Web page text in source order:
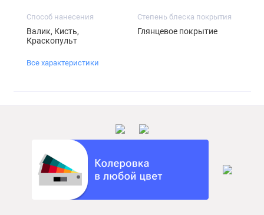
Способ нанесения
Валик, Кисть,
Краскопульт
Степень блеска покрытия
Глянцевое покрытие
Все характеристики